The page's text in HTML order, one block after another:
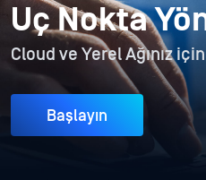
Uç Nokta
Cloud ve Yerel Ağınız
Başlayın